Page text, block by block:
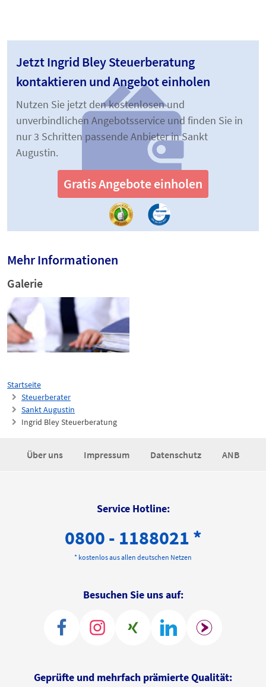
Startseite
Steuerberater
Sankt Augustin
Ingrid Bley Steuerberatung
Jetzt Ingrid Bley Steuerberatung
kontaktieren und Angebot einholen
Nutzen Sie jetzt den kostenlosen und
unverbindlichen Angebotsservice und finden Sie in
nur 3 Schritten passende Anbieter in Sankt
Augustin.
Gratis Angebote einholen
Mehr Informationen
Galerie
Über uns Impressum Datenschutz ANB
Service Hotline:
0800 - 1188021 *
* kostenlos aus allen deutschen Netzen
Besuchen Sie uns auf:
Geprüfte und mehrfach prämierte Qualität: